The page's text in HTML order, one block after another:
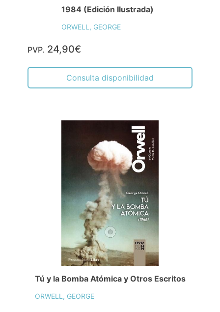
1984 (Edición Ilustrada)
ORWELL, GEORGE
PVP. 24,90€
Consulta disponibilidad
Tú y la Bomba Atómica y Otros Escritos
ORWELL, GEORGE